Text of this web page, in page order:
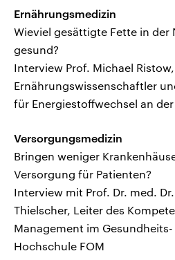
Ernährungsmedizin
Wieviel gesättigte Fette in der
gesund?
Interview Prof. Michael Ristow,
Ernährungswissenschaftler
für Energiestoffwechsel an der
Versorgungsmedizin
Bringen weniger
Versorgung für Patienten?
Interview mit Prof. Dr. med.
Thielscher, Leiter des
Management im
Hochschule FOM